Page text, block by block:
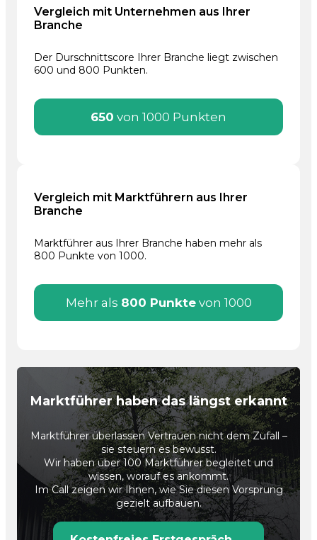
Vergleich mit Unternehmen aus Ihrer
Branche
Der Durschnittscore Ihrer Branche liegt zwischen
600 und 800 Punkten.
650 von 1000 Punkten
Vergleich mit Marktführern aus Ihrer
Branche
Marktführer aus Ihrer Branche haben mehr als
800 Punkte von 1000.
Mehr als 800 Punktevon 1000
Marktführer haben das längst erkannt
Marktführer überlassen Vertrauen nicht dem Zufall –
sie steuern es bewusst.
Wir haben über 100 Marktführer begleitet und
wissen, worauf es ankommt.
Im Call zeigen wir Ihnen, wie Sie diesen Vorsprung
gezielt aufbauen.